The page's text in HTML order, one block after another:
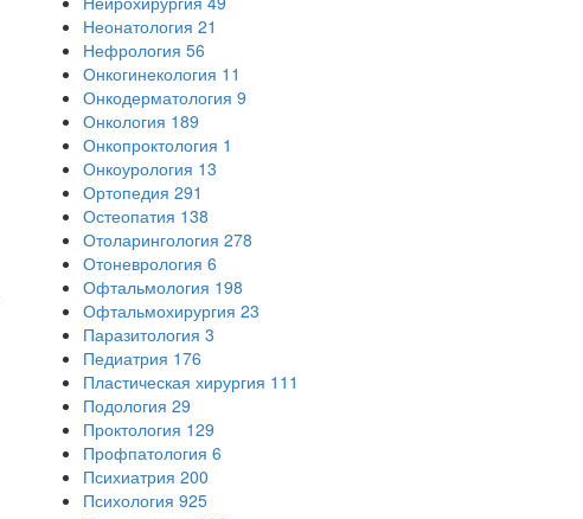
Неонатология 21
Нефрология 56
Онкогинекология 11
Онкодерматология 9
Онкология 189
Онкопроктология 1
Онкоурология 13
Ортопедия 291
Остеопатия 138
Отоларингология 278
Отоневрология 6
Офтальмология 198
Офтальмохирургия 23
Паразитология 3
Педиатрия 176
Пластическая хирургия 111
Подология 29
Проктология 129
Профпатология 6
Психиатрия 200
Психология 925